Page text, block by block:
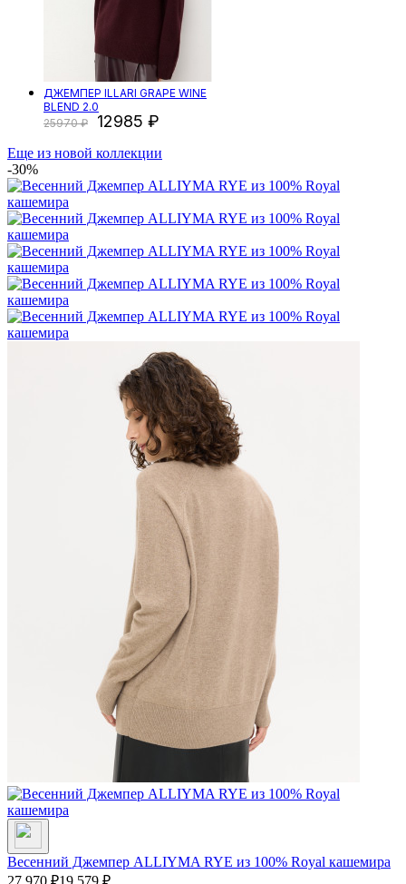
ДЖЕМПЕР ILLARI GRAPE WINE
BLEND 2.0
25970
12985
Еще из новой коллекции
-30%
Весенний Джемпер ALLIYMA RYE из 100% Royal кашемира